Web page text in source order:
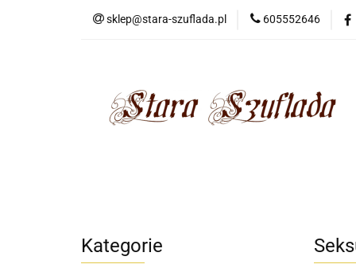
sklep@stara-szuflada.pl 605552646
NOWOŚCI
Kategorie